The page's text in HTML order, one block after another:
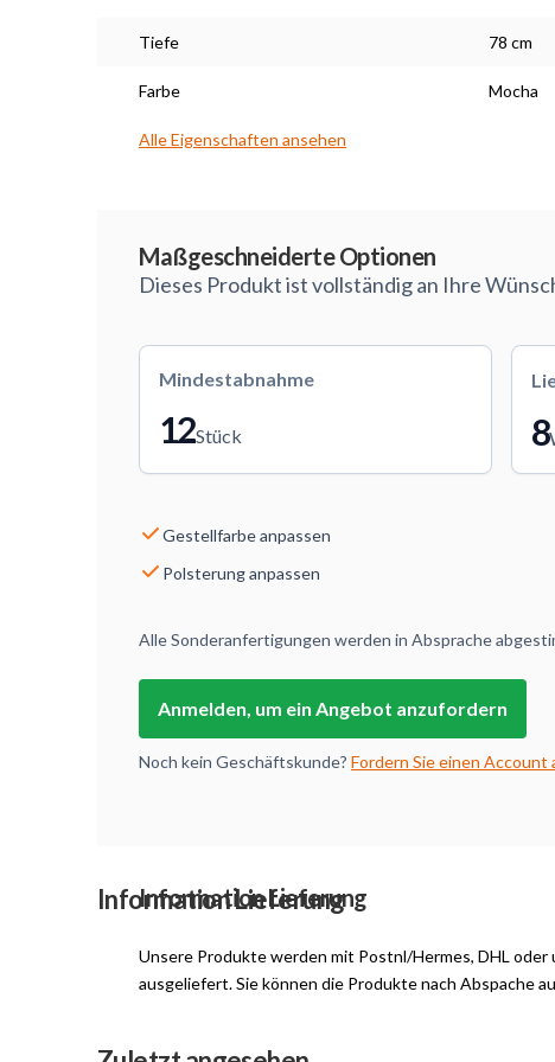
Tiefe 78 cm
Farbe Mocha
Alle Eigenschaften ansehen
Maßgeschneiderte Optionen
Dieses Produkt ist vollständig an Ihre
Mindestabnahme
12Stück 8
Gestellfarbe anpassen
Polsterung anpassen
Alle Sonderanfertigungen werden in Absprache
Anmelden, um ein Angebot anzufordern
Noch kein Geschäftskunde? Fordern Sie einen Account
Information Lieferung
Information Lieferung
Unsere Produkte werden mit Postnl/Hermes, DHL oder
ausgeliefert. Sie können die Produkte nach Abspache